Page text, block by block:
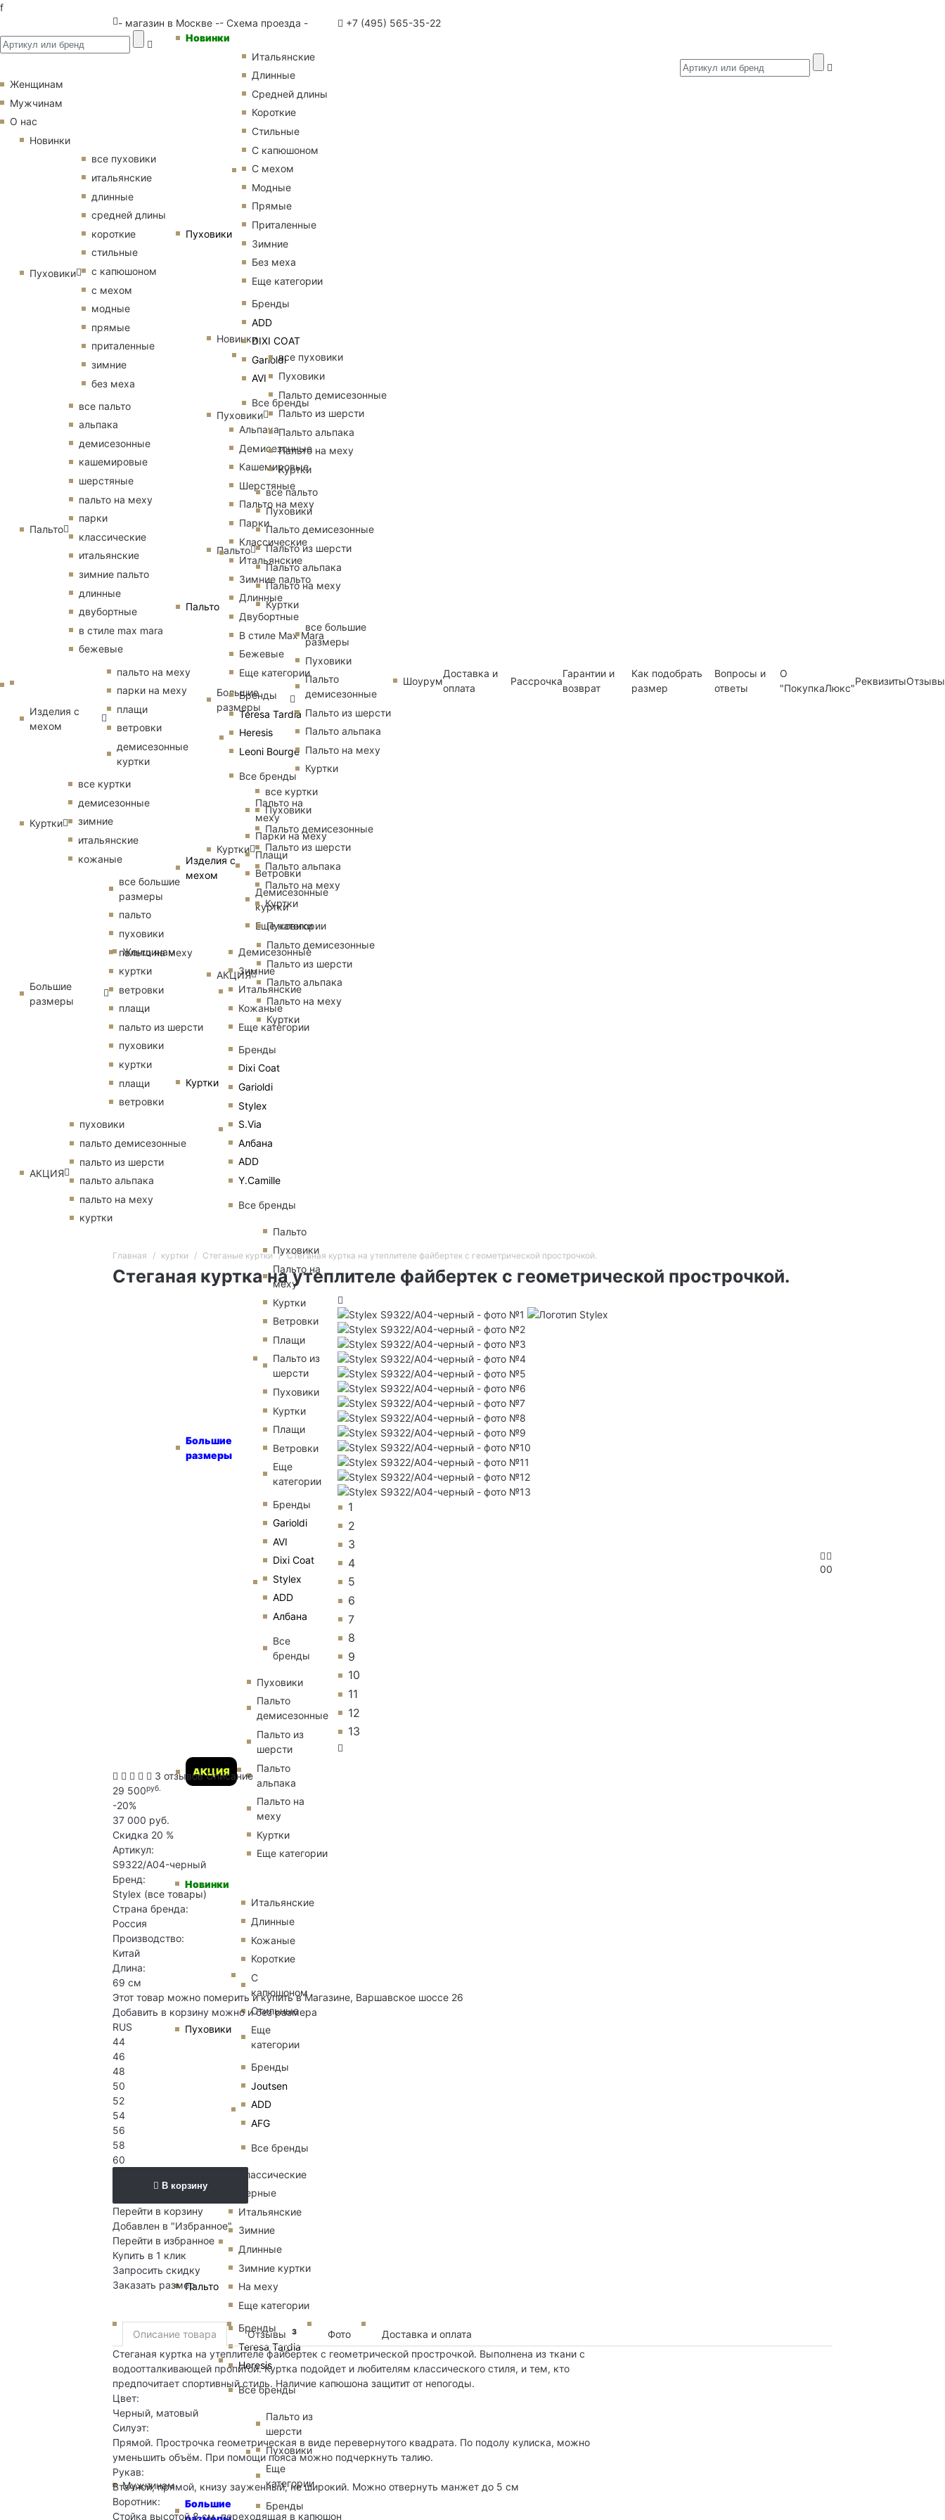
f
- магазин в Москве -- Схема проезда - +7 (495) 565-35-22
Женщинам
Новинки
Пуховики
Итальянские
Длинные
Средней длины
Короткие
Стильные
С капюшоном
С мехом
Модные
Прямые
Приталенные
Зимние
Без меха
Еще категории
Бренды
ADD
DIXI COAT
Garioldi
AVI
Все бренды
Пальто
Альпака
Демисезонные
Кашемировые
Шерстяные
Пальто на меху
Парки
Классические
Итальянские
Зимние пальто
Длинные
Двубортные
В стиле Max Mara
Бежевые
Еще категории
Бренды
Teresa Tardia
Heresis
Leoni Bourge
Все бренды
Изделия с
мехом
Пальто на
меху
Парки на меху
Плащи
Ветровки
Демисезонные
куртки
Еще категории
Куртки
Демисезонные
Зимние
Итальянские
Кожаные
Еще категории
Бренды
Dixi Coat
Garioldi
Stylex
S.Via
Албана
ADD
Y.Camille
Все бренды
Большие
размеры
Пальто
Пуховики
Пальто на
меху
Куртки
Ветровки
Плащи
Пальто из
шерсти
Пуховики
Куртки
Плащи
Ветровки
Еще
категории
Бренды
Garioldi
AVI
Dixi Coat
Stylex
ADD
Албана
Все
бренды
АКЦИЯ
Пуховики
Пальто
демисезонные
Пальто из
шерсти
Пальто
альпака
Пальто на
меху
Куртки
Еще категории
Мужчинам
Новинки
Пуховики
Итальянские
Длинные
Кожаные
Короткие
С
капюшоном
Стильные
Еще
категории
Бренды
Joutsen
ADD
AFG
Все бренды
Пальто
Классические
Черные
Итальянские
Зимние
Длинные
Зимние куртки
На меху
Еще категории
Бренды
Teresa Tardia
Heresis
Все бренды
Большие
Пальто из
шерсти
Пуховики
Еще
категории
Бренды
00
Женщинам
Мужчинам
О нас
Новинки
Пуховики
все пуховики
итальянские
длинные
средней длины
короткие
стильные
с капюшоном
с мехом
модные
прямые
приталенные
зимние
без меха
Пальто
все пальто
альпака
демисезонные
кашемировые
шерстяные
пальто на меху
парки
классические
итальянские
зимние пальто
длинные
двубортные
в стиле max mara
бежевые
Изделия с
мехом
пальто на меху
парки на меху
плащи
ветровки
демисезонные
куртки
Куртки
все куртки
демисезонные
зимние
итальянские
кожаные
Большие
размеры
все большие
размеры
пальто
пуховики
пальто на меху
куртки
ветровки
плащи
пальто из шерсти
пуховики
куртки
плащи
ветровки
АКЦИЯ
пуховики
пальто демисезонные
пальто из шерсти
пальто альпака
пальто на меху
куртки
Новинки
Пуховики
все пуховики
Пуховики
Пальто демисезонные
Пальто из шерсти
Пальто альпака
Пальто на меху
Куртки
Пальто
все пальто
Пуховики
Пальто демисезонные
Пальто из шерсти
Пальто альпака
Пальто на меху
Куртки
Большие
размеры
все большие
размеры
Пуховики
Пальто
демисезонные
Пальто из шерсти
Пальто альпака
Пальто на меху
Куртки
Куртки
все куртки
Пуховики
Пальто демисезонные
Пальто из шерсти
Пальто альпака
Пальто на меху
Куртки
АКЦИЯ
Пуховики
Пальто демисезонные
Пальто из шерсти
Пальто альпака
Пальто на меху
Куртки
Шоурум
Доставка и
оплата
Рассрочка
Гарантии и
возврат
Как подобрать
размер
Вопросы и
ответы
О
"ПокупкаЛюкс"
РеквизитыОтзывы
Главная куртки Стеганые куртки Стеганая куртка на утеплителе файбертек с геометрической прострочкой.
Стеганая куртка на утеплителе файбертек с геометрической прострочкой.
1
2
3
4
5
6
7
8
9
10
11
12
13
3 отзывов Описание
29 500руб.
-20%
37 000 руб.
Скидка 20 %
Артикул:
S9322/A04-черный
Бренд:
Stylex (все товары)
Страна бренда:
Россия
Производство:
Китай
Длина:
69 см
Этот товар можно померить и купить в Магазине, Варшавское шоссе 26
Добавить в корзину можно и без размера
RUS
44
46
48
50
52
54
56
58
60
В корзину
Перейти в корзину
Добавлен в "Избранное"
Перейти в избранное
Купить в 1 клик
Запросить скидку
Заказать размер
Описание товара Отзывы 3 Фото
Доставка и оплата
Стеганая куртка на утеплителе файбертек с геометрической прострочкой. Выполнена из ткани с
водоотталкивающей пропитой. Куртка подойдет и любителям классического стиля, и тем, кто
предпочитает спортивный стиль. Наличие капюшона защитит от непогоды.
Цвет:
Черный, матовый
Силуэт:
Прямой. Прострочка геометрическая в виде перевернутого квадрата. По подолу кулиска, можно
уменьшить объём. При помощи пояса можно подчеркнуть талию.
Рукав:
Втачной, прямой, книзу зауженный, не широкий. Можно отвернуть манжет до 5 см
Воротник:
Стойка высотой 8 см, переходящая в капюшон